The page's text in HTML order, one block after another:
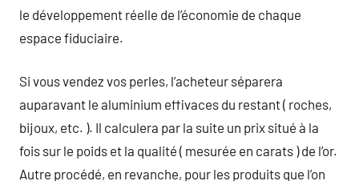
le développement réelle de l’économie de chaque
espace fiduciaire.
Si vous vendez vos perles, l’acheteur séparera
auparavant le aluminium effivaces du restant ( roches,
bijoux, etc. ). Il calculera par la suite un prix situé à la
fois sur le poids et la qualité ( mesurée en carats ) de l’or.
Autre procédé, en revanche, pour les produits que l’on